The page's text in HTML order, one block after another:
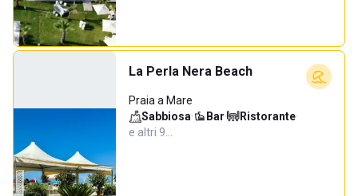
La Perla Nera Beach
Praia a Mare
Sabbiosa· Bar· Ristorante·
e altri 9…